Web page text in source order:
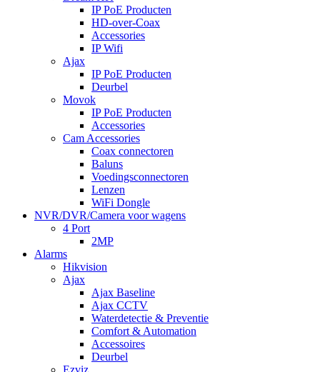
IP PoE Producten
HD-over-Coax
Accessories
IP Wifi
Ajax
IP PoE Producten
Deurbel
Movok
IP PoE Producten
Accessories
Cam Accessories
Coax connectoren
Baluns
Voedingsconnectoren
Lenzen
WiFi Dongle
NVR/DVR/Camera voor wagens
4 Port
2MP
Alarms
Hikvision
Ajax
Ajax Baseline
Ajax CCTV
Waterdetectie & Preventie
Comfort & Automation
Accessoires
Deurbel
Ezviz